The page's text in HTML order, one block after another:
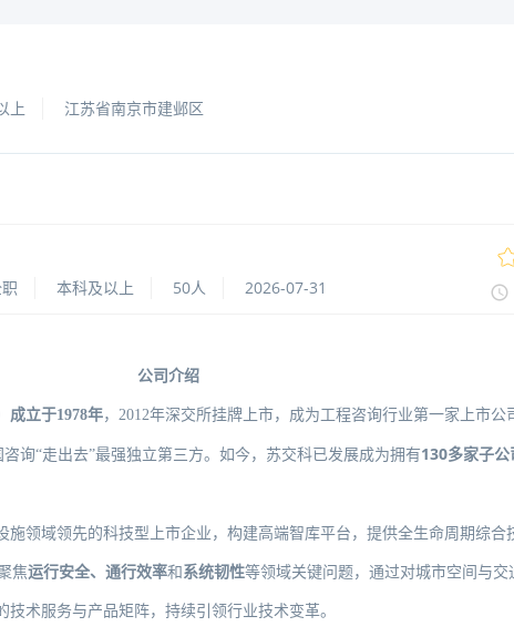
上 江苏省南京市建邺区
本科及以上 50人 2026-07-31
公司介绍
成立于1978年，2012年深交所挂牌上市，成为工程咨询行业第一家上市公
询“走出去”最强独立第三方。如今，苏交科已发展成为拥有130多家子公
施领域领先的科技型上市企业，构建高端智库平台，提供全生命周期综合
焦运行安全、通行效率和系统韧性等领域关键问题，通过对城市空间与
技术服务与产品矩阵，持续引领行业技术变革。